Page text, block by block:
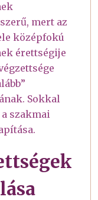
mert az
középfokú
érettségije
Sokkal
szakmai